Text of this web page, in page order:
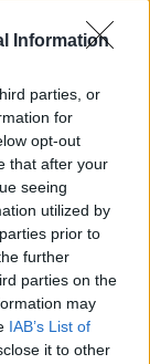
Information
parties, or
for
opt-out
that after your
seeing
utilized by
prior to
further
parties on the
may
IAB’s List of
it to other
ψευδώς,
σπάνιες
δεν
2000, την
λιγότερο
που όμως
κατοίκων